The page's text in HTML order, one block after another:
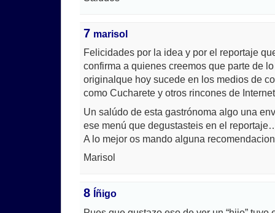
7 marisol
Felicidades por la idea y por el reportaje
confirma a quienes creemos que parte de
originalque hoy sucede en los medios de
como Cucharete y otros rincones de
Un salúdo de esta gastrónoma algo una
ese menú que degustasteis en el
A lo mejor os mando alguna
Marisol
8 Íñigo